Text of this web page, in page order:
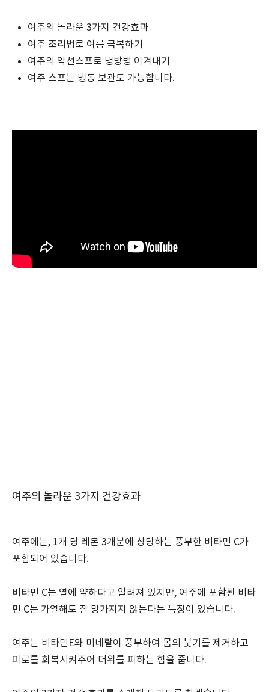
여주의 놀라운 3가지 건강효과
여주 조리법로 여름 극복하기
여주의 약선스프로 냉방병 이겨내기
여주 스프는 냉동 보관도 가능합니다.
여주의 놀라운 3가지 건강효과
여주에는, 1개 당 레몬 3개분에 상당하는 풍부한 비타민 C가
포함되어 있습니다.
비타민 C는 열에 약하다고 알려져 있지만, 여주에 포함된 비타
민 C는 가열해도 잘 망가지지 않는다는 특징이 있습니다.
여주는 비타민E와 미네랄이 풍부하여 몸의 붓기를 제거하고
피로를 회복시켜주어 더위를 피하는 힘을 줍니다.